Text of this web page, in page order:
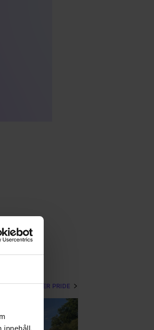
innehåll,
VISA MER PRIDE